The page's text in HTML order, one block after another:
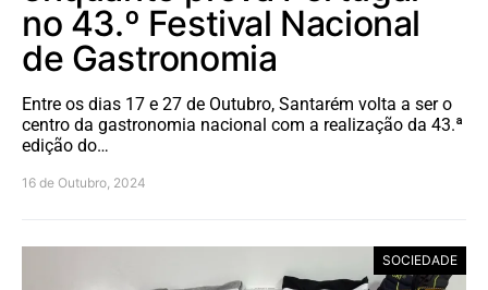
no 43.º Festival Nacional
de Gastronomia
Entre os dias 17 e 27 de Outubro, Santarém volta a ser o
centro da gastronomia nacional com a realização da 43.ª
edição do…
16 de Outubro, 2024
SOCIEDADE